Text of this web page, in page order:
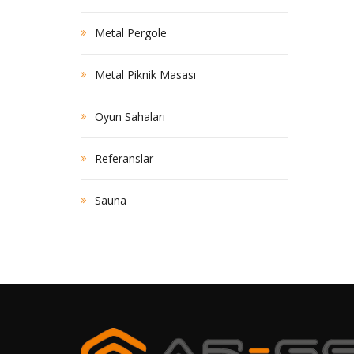
Metal Pergole
Metal Piknik Masası
Oyun Sahaları
Referanslar
Sauna